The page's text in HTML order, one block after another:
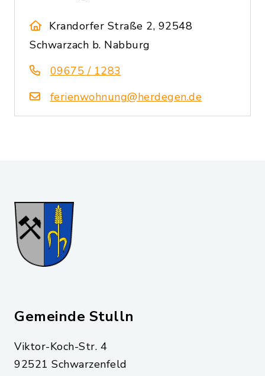
Krandorfer Straße 2, 92548
Schwarzach b. Nabburg
09675 / 1283
ferienwohnung@herdegen.de
Gemeinde Stulln
Viktor-Koch-Str. 4
92521 Schwarzenfeld